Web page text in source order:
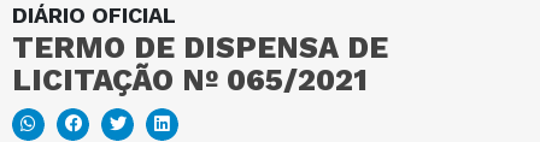
DIÁRIO OFICIAL
TERMO DE DISPENSA DE
LICITAÇÃO Nº 065/2021
MAPA DO SITE
PORTAL DA TRANSPARÊNCIA